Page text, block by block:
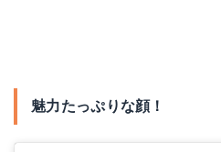
魅力たっぷりな顔！